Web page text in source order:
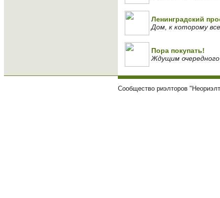
Ленинградский
Дом, к которому
Пора покупать!
Ждущим
Сообщество риэлторов